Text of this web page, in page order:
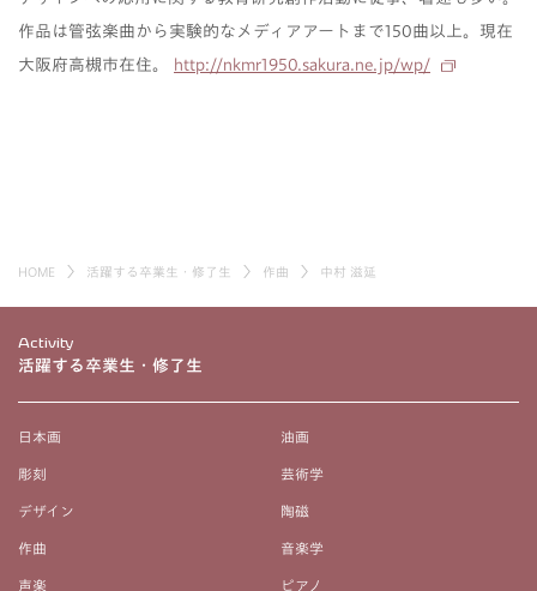
作品は管弦楽曲から実験的なメディアアートまで150曲以上。現在
大阪府高槻市在住。 http://nkmr1950.sakura.ne.jp/wp/
HOME 活躍する卒業生・修了生 作曲 中村 滋延
Activity
活躍する卒業生・修了生
日本画 油画
彫刻 芸術学
デザイン 陶磁
作曲 音楽学
声楽 ピアノ